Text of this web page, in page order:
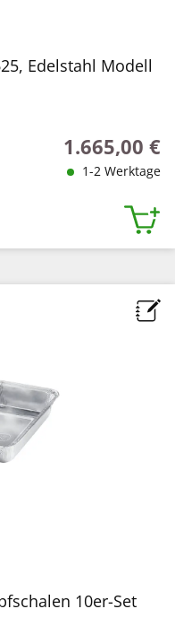
Edelstahl Modell
Regulärer
1.665,00 €
1-2 Werktage
10er-Set